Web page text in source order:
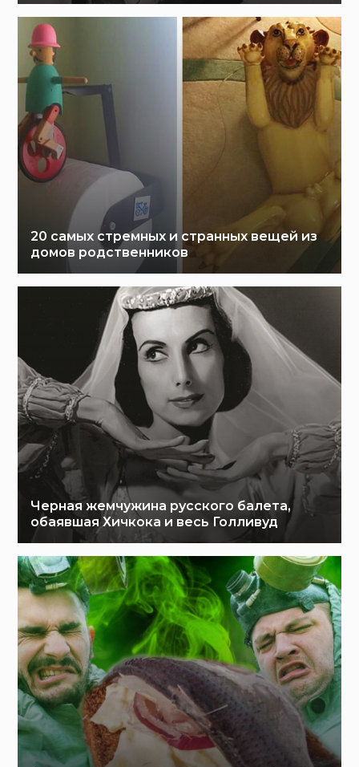
20 самых стремных и странных вещей из
домов родственников
Черная жемчужина русского балета,
обаявшая Хичкока и весь Голливуд